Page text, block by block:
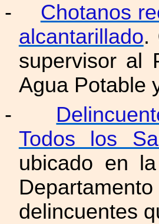
-
Chotanos
alcantarillado.
supervisor al
Agua Potable
-
Todos los
ubicado en
delincuentes